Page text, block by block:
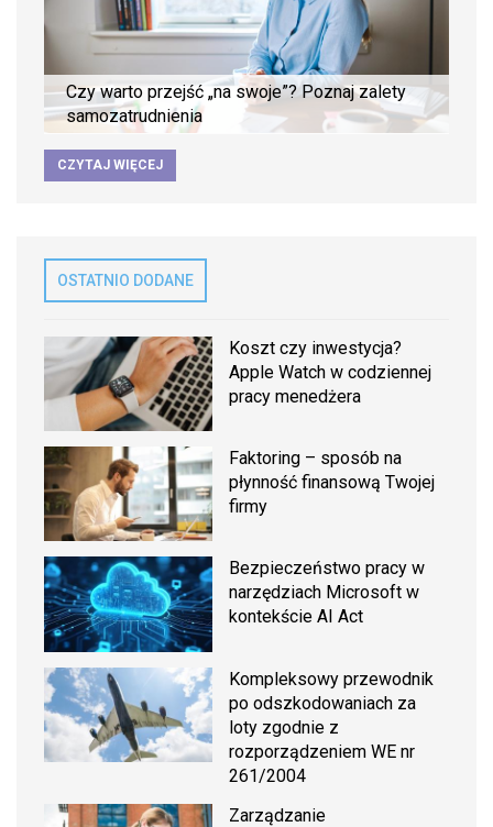
Czy warto przejść „na swoje”? Poznaj zalety
samozatrudnienia
CZYTAJ WIĘCEJ
OSTATNIO DODANE
Koszt czy inwestycja?
Apple Watch w codziennej
pracy menedżera
Faktoring – sposób na
płynność finansową Twojej
firmy
Bezpieczeństwo pracy w
narzędziach Microsoft w
kontekście AI Act
Kompleksowy przewodnik
po odszkodowaniach za
loty zgodnie z
rozporządzeniem WE nr
261/2004
Zarządzanie